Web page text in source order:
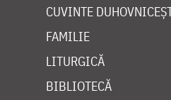
CUVINTE
FAMILIE
LITURGICĂ
BIBLIOTECĂ